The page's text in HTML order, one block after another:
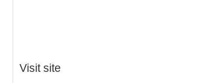
Visit site